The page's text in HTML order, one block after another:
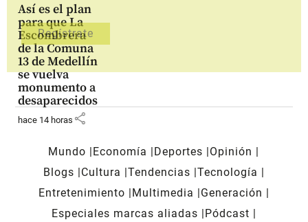
Así es el plan
para que La
Escombrera
de la Comuna
13 de Medellín
se vuelva
monumento a
desaparecidos
hace 14 horas share
Mundo Economía Deportes
Opinión
Blogs
Cultura Tendencias Tecnología
Entretenimiento
Multimedia
Generación
Especiales marcas aliadas
Pódcast